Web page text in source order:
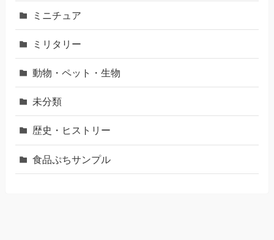
ミニチュア
ミリタリー
動物・ペット・生物
未分類
歴史・ヒストリー
食品ぷちサンプル